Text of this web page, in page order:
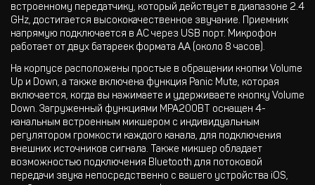
встроенному передатчику, который действует в диапазоне 2.4
GHz, достигается высококачественное звучание. Приемник
напрямую подключается в АС через USB порт. Микрофон
работает от двух батареек формата АА (около 8 часов).
На корпусе расположены простые в обращении кнопки Volume
Up и Down, а также включена функция Panic Mute, которая
включается, когда вы нажимаете и удерживаете кнопку Volume
Down. Загруженный функциями MPA200BT оснащен 4-
канальным встроенным микшером с индивидуальным
регулятором громкости каждого канала, для подключения
внешних источников сигнала. Также микшер обладает
возможностью подключения Bluetooth для потоковой
передачи звука непосредственно с вашего устройства iOS,